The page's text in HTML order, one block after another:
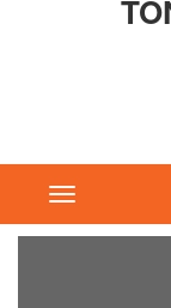
Toggle